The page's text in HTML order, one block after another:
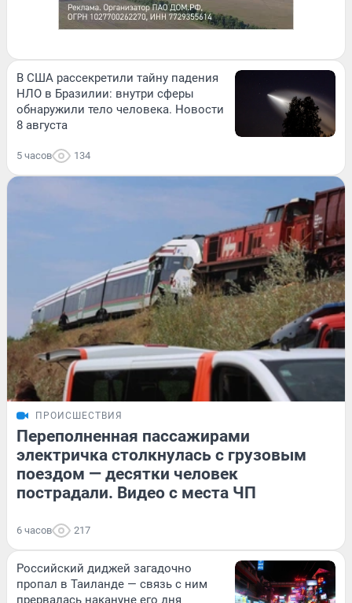
В США рассекретили тайну падения
НЛО в Бразилии: внутри сферы
обнаружили тело человека. Новости
8 августа
5 часов 134
ПРОИСШЕСТВИЯ
Переполненная пассажирами
электричка столкнулась с грузовым
поездом — десятки человек
пострадали. Видео с места ЧП
6 часов 217
Российский диджей загадочно
пропал в Таиланде — связь с ним
прервалась накануне его дня